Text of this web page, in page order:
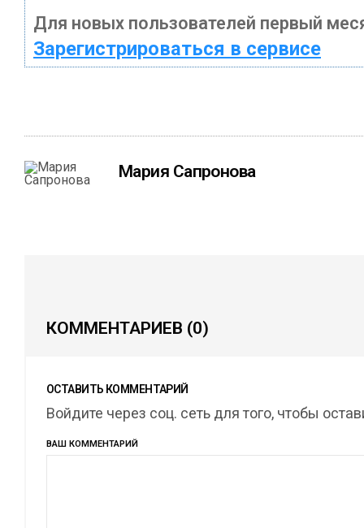
Для новых пользователей первый
Зарегистрироваться в сервисе
Мария Сапронова
КОММЕНТАРИЕВ (0)
ОСТАВИТЬ КОММЕНТАРИЙ
Войдите через соц. сеть для того, чтобы
ВАШ КОММЕНТАРИЙ